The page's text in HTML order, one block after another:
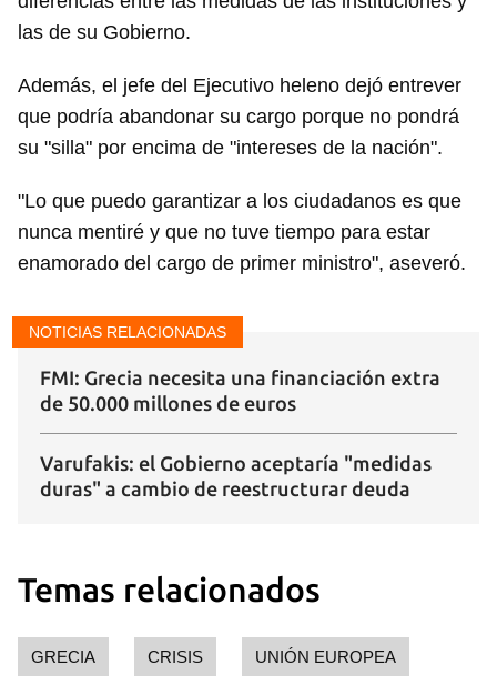
Para poder guardar como favorito, primero has de
iniciar sesión con tu cuenta de 14ymedio.
las de su Gobierno.
Además, el jefe del Ejecutivo heleno dejó entrever
que podría abandonar su cargo porque no pondrá
su "silla" por encima de "intereses de la nación".
"Lo que puedo garantizar a los ciudadanos es que
nunca mentiré y que no tuve tiempo para estar
enamorado del cargo de primer ministro", aseveró.
NOTICIAS RELACIONADAS
FMI: Grecia necesita una financiación extra
de 50.000 millones de euros
Varufakis: el Gobierno aceptaría "medidas
duras" a cambio de reestructurar deuda
Temas relacionados
GRECIA CRISIS UNIÓN EUROPEA